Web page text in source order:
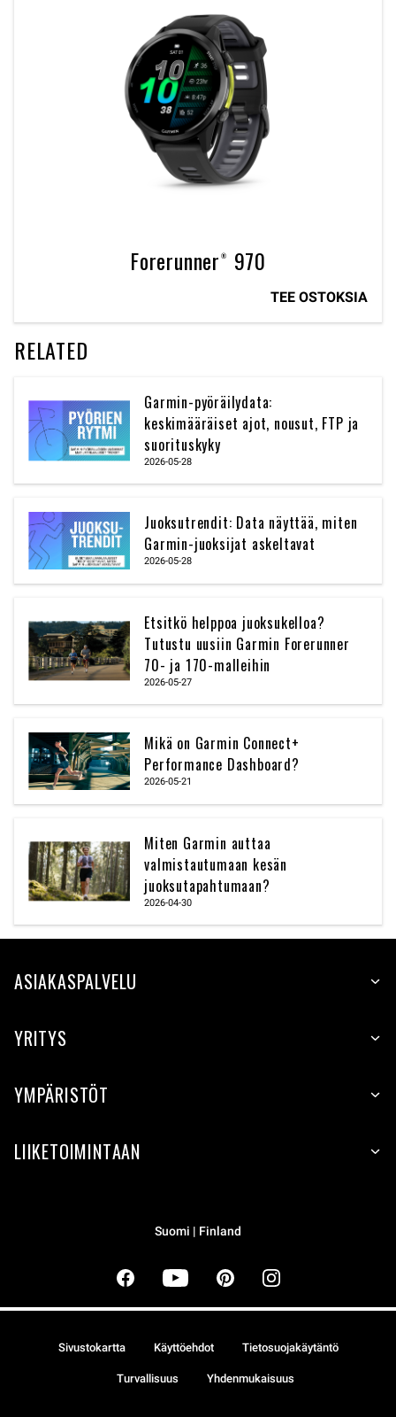
Forerunner® 970
TEE OSTOKSIA
RELATED
Garmin-pyöräilydata:
keskimääräiset ajot, nousut, FTP ja
suorituskyky
2026-05-28
Juoksutrendit: Data näyttää, miten
Garmin-juoksijat askeltavat
2026-05-28
Etsitkö helppoa juoksukelloa?
Tutustu uusiin Garmin Forerunner
70- ja 170-malleihin
2026-05-27
Mikä on Garmin Connect+
Performance Dashboard?
2026-05-21
Miten Garmin auttaa
valmistautumaan kesän
juoksutapahtumaan?
2026-04-30
ASIAKASPALVELU
YRITYS
YMPÄRISTÖT
LIIKETOIMINTAAN
Suomi | Finland
Sivustokartta Käyttöehdot Tietosuojakäytäntö
Turvallisuus Yhdenmukaisuus